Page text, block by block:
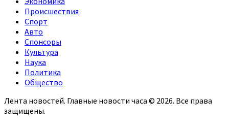
Происшествия
Спорт
Авто
Спонсоры
Культура
Наука
Политика
Общество
Лента новостей. Главные новости часа © 2026. Все права
защищены.